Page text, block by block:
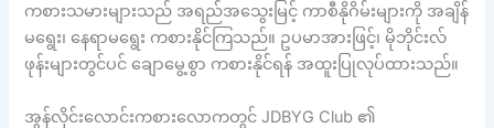
ကစားသမားများသည် အရည်အသွေးမြင့် ကာစီနိုဂိမ်းများကို အချိန်
မရွေး၊ နေရာမရွေး ကစားနိုင်ကြသည်။ ဥပမာအားဖြင့်၊ မိုဘိုင်းလ်
ဖုန်းများတွင်ပင် ချောမွေ့စွာ ကစားနိုင်ရန် အထူးပြုလုပ်ထားသည်။
အွန်လိုင်းလောင်းကစားလောကတွင် JDBYG Club ၏